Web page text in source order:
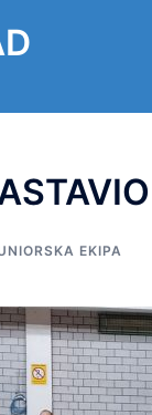
EKIPA